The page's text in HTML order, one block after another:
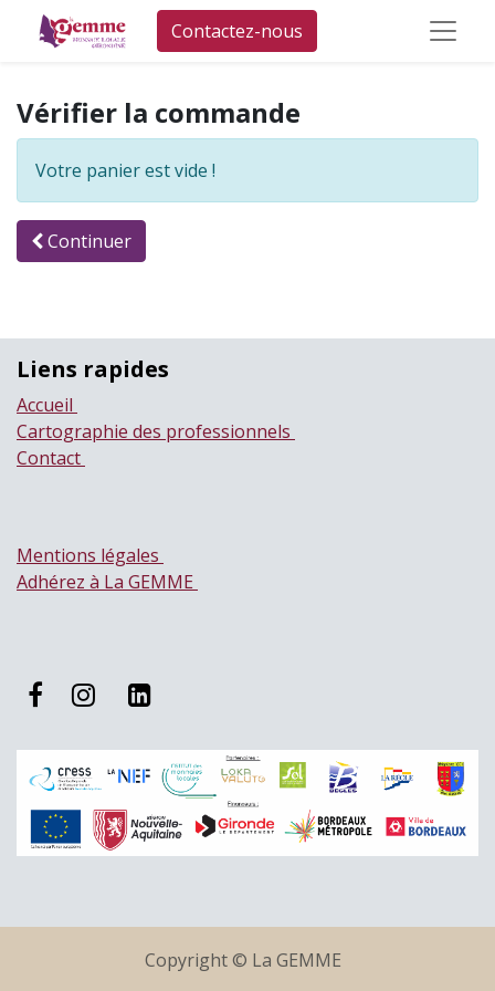
Contactez-nous
Vérifier la commande
Votre panier est vide !
Continuer
Liens rapides
Accueil
Cartographie des professionnels
Contact
Mentions légales
Adhérez à La GEMME
Copyright © La GEMME